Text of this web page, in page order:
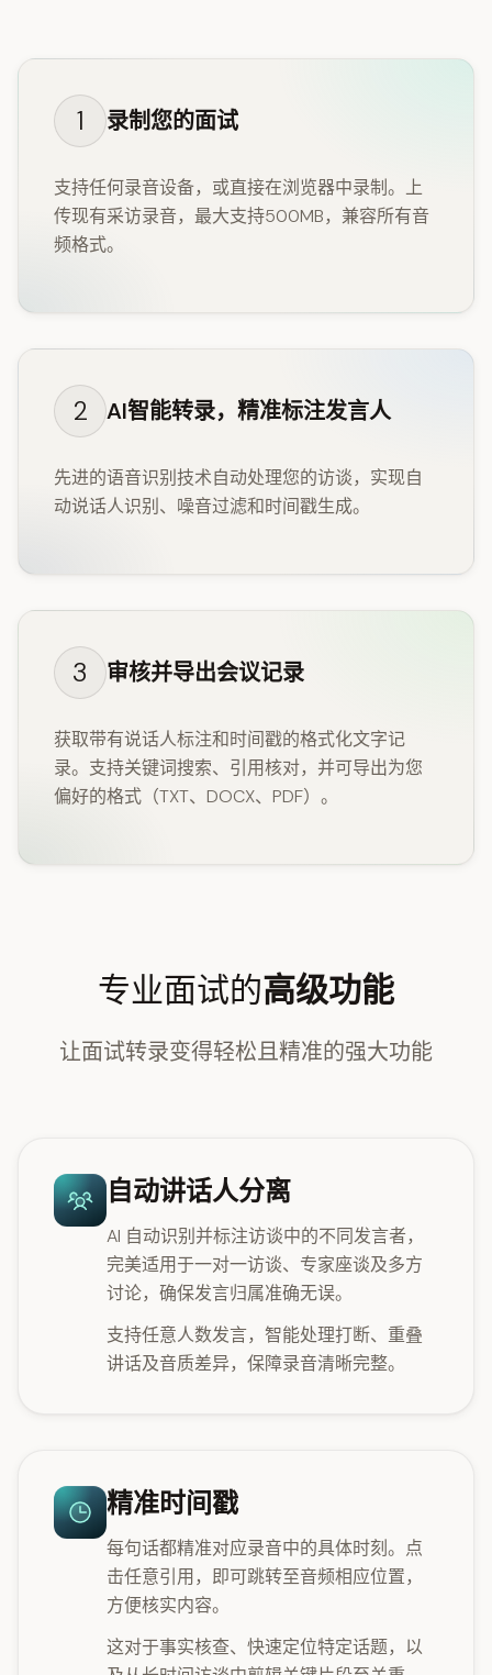
1 录制您的面试
支持任何录音设备，或直接在浏览器中录制。上
传现有采访录音，最大支持500MB，兼容所有音
频格式。
2 AI智能转录，精准标注发言人
先进的语音识别技术自动处理您的访谈，实现自
动说话人识别、噪音过滤和时间戳生成。
3 审核并导出会议记录
获取带有说话人标注和时间戳的格式化文字记
录。支持关键词搜索、引用核对，并可导出为您
偏好的格式（TXT、DOCX、PDF）。
专业面试的高级功能
让面试转录变得轻松且精准的强大功能
自动讲话人分离
AI 自动识别并标注访谈中的不同发言者，
完美适用于一对一访谈、专家座谈及多方
讨论，确保发言归属准确无误。
支持任意人数发言，智能处理打断、重叠
讲话及音质差异，保障录音清晰完整。
精准时间戳
每句话都精准对应录音中的具体时刻。点
击任意引用，即可跳转至音频相应位置，
方便核实内容。
这对于事实核查、快速定位特定话题，以